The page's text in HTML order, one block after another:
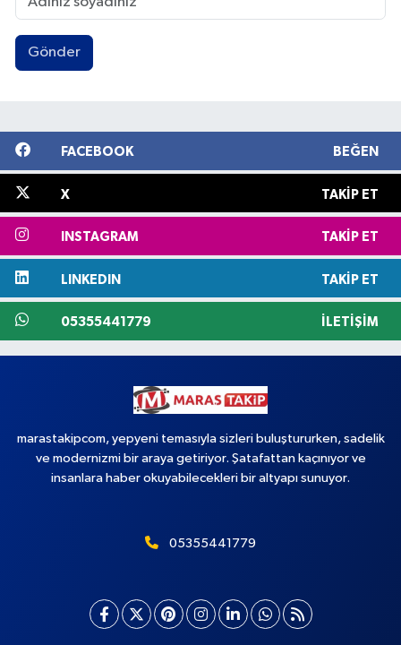
Gönder
FACEBOOK BEĞEN
X TAKIP ET
INSTAGRAM TAKIP ET
LINKEDIN TAKIP ET
05355441779 İLETIŞIM
marastakipcom, yepyeni temasıyla sizleri buluştururken, sadelik
ve modernizmi bir araya getiriyor. Şatafattan kaçınıyor ve
insanlara haber okuyabilecekleri bir altyapı sunuyor.
05355441779